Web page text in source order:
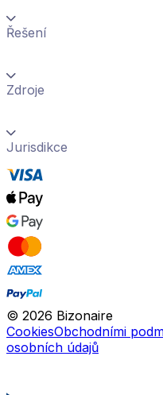
Řešení
Zdroje
Jurisdikce
© 2026 Bizonaire
CookiesObchodními
osobních údajů